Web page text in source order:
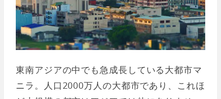
東南アジアの中でも急成長している大都市マ
ニラ。人口2000万人の大都市であり、これほ